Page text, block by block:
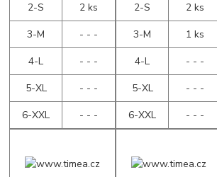
2-S
2 ks
3-M
- - -
4-L
- - -
5-XL
- - -
6-XXL
- - -
2-S
2 ks
3-M
1 ks
4-L
- - -
5-XL
- - -
6-XXL
- - -